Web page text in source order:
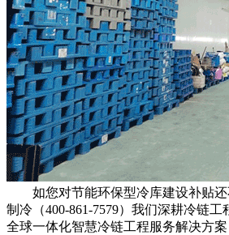
如您对节能环保型冷库建设补贴还
制冷（400-861-7579）我们深耕冷链
全球一体化智慧冷链工程服务解决方